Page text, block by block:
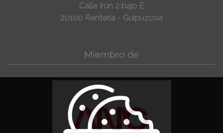
Calle Irún 2 bajo E
20100 Rentería - Guipúzcoa
Miembro de